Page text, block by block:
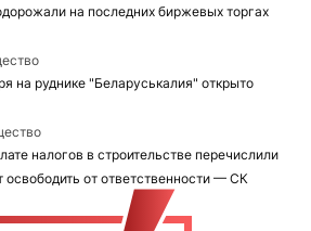
на последних биржевых торгах
на руднике "Беларуськалия" открыто
налогов в строительстве перечислили
освободить от ответственности — СК